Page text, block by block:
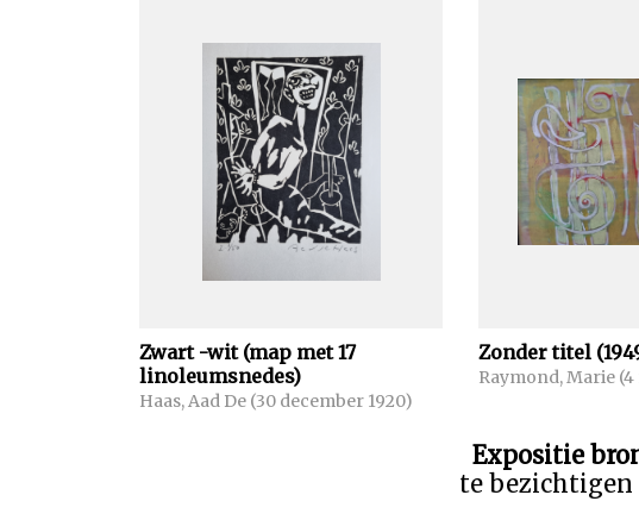
Zwart -wit (map met 17
linoleumsnedes)
Haas, Aad De (30 december 1920)
Zonder titel
Raymond, Marie (4
Expositie
te bezichtigen